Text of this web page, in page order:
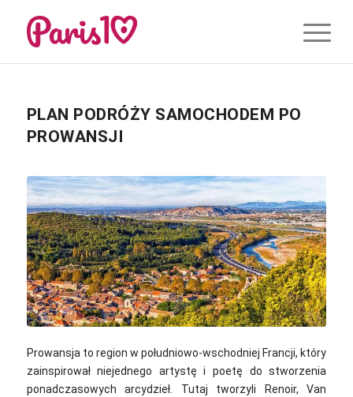
PLAN PODRÓŻY SAMOCHODEM PO
PROWANSJI
Prowansja to region w południowo-wschodniej Francji, który
zainspirował niejednego artystę i poetę do stworzenia
ponadczasowych arcydzieł. Tutaj tworzyli Renoir, Van